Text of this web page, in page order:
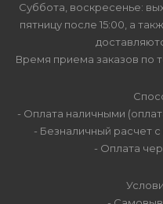
Суббота, воскресенье:
пятницу после 15:00, а
Время приема заказов по
- Оплата наличными
- Безналичный расчет
- Оплата